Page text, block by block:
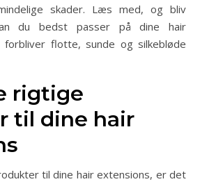
skader. Læs med, og bliv
du bedst passer på dine hair
flotte, sunde og silkebløde
rigtige
til dine hair
til dine hair extensions, er det